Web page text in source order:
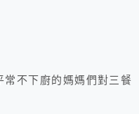
常不下廚的媽媽們對三餐